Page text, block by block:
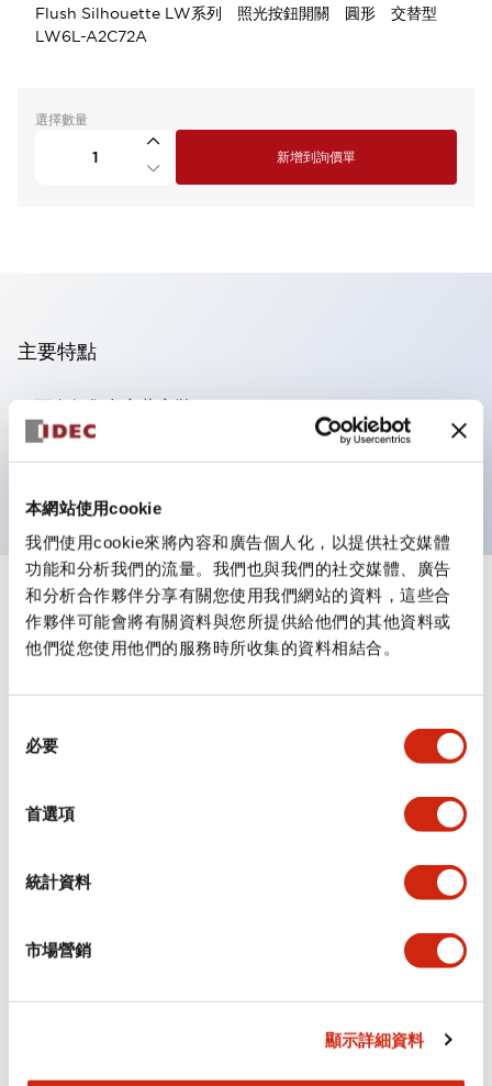
本網站使用cookie
我們使用cookie來將內容和廣告個人化，以提供社交媒體
功能和分析我們的流量。我們也與我們的社交媒體、廣告
和分析合作夥伴分享有關您使用我們網站的資料，這些合
作夥伴可能會將有關資料與您所提供給他們的其他資料或
他們從您使用他們的服務時所收集的資料相結合。
必要
首選項
統計資料
市場營銷
顯示詳細資料
Flush Silhouette LW系列 照光按鈕開關 圓形 交替型
LW6L-A2C72A
選擇數量
新增到詢價單
主要特點
可進行集合密著安裝
附鎖選擇開關採用高安全性的彈子鎖結構
規格 顯示全部
審美規範
安裝和安裝規範